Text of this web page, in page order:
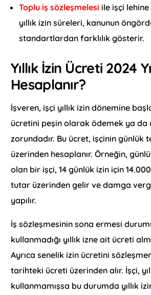
Toplu iş sözleşmelesi ile işçi
yıllık izin süreleri, kanunun
standartlardan farklılık gösterir.
Yıllık İzin Ücreti 2024
Hesaplanır?
İşveren, işçi yıllık izin dönemine
ücretini peşin olarak ödemek ya da
zorundadır. Bu ücret, işçinin günlük
üzerinden hesaplanır. Örneğin,
olan bir işçi, 14 günlük izin için
tutar üzerinden gelir ve damga
yapılır.
İş sözleşmesinin sona ermesi
kullanmadığı yıllık izne ait ücreti
Ayrıca senelik izin ücretini
tarihteki ücreti üzerinden alır. İşçi,
kullanmamışsa bu durumda yıllık